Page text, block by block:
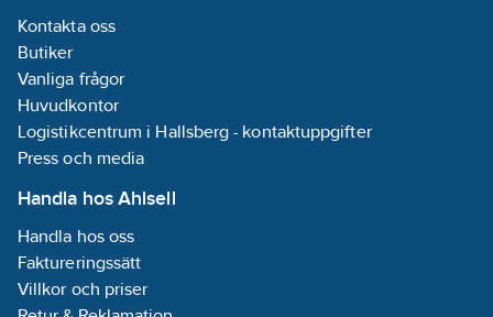
Kontakta oss
Butiker
Vanliga frågor
Huvudkontor
Logistikcentrum i Hallsberg - kontaktuppgifter
Press och media
Handla hos Ahlsell
Handla hos oss
Faktureringssätt
Villkor och priser